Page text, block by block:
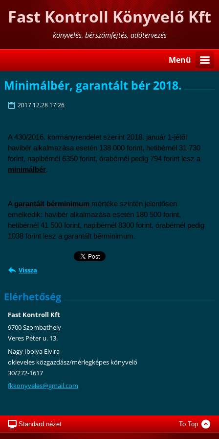
Fast Kontroll Könyvelő Kft
könyvelés, bérszámfejtés, adótervezés
Menü
Minimálbér, garantált bér 2018.
2017.12.28 17:26
A 430/2016. kormányrendelet szerint 2018. január 1-jétől
havibér alkalmazása esetén 138 000 forint, hetibérnél 31 730
forint, napibérnél 6350 forint, órabérnél pedig 794 forint lesz a
minimálbér.
Agarantált bérminimum mértéke szintén jelentősen
emelkedik: havibér alkalmazása esetén 180 500 forint,
hetibérnél 41 500 forint, napibérnél 8300 forint, órabérnél pedig
1038 forint lesz a garantált bérminimum.
Vissza
Elérhetőség
Fast Kontroll Kft
9700 Szombathely
Veres Péter u. 13.
Nagy Ibolya Elvira
okleveles közgazdász/mérlegképes könyvelő
30/272-1617
fkkonyveles@gmail.com
Standard nézet To Top